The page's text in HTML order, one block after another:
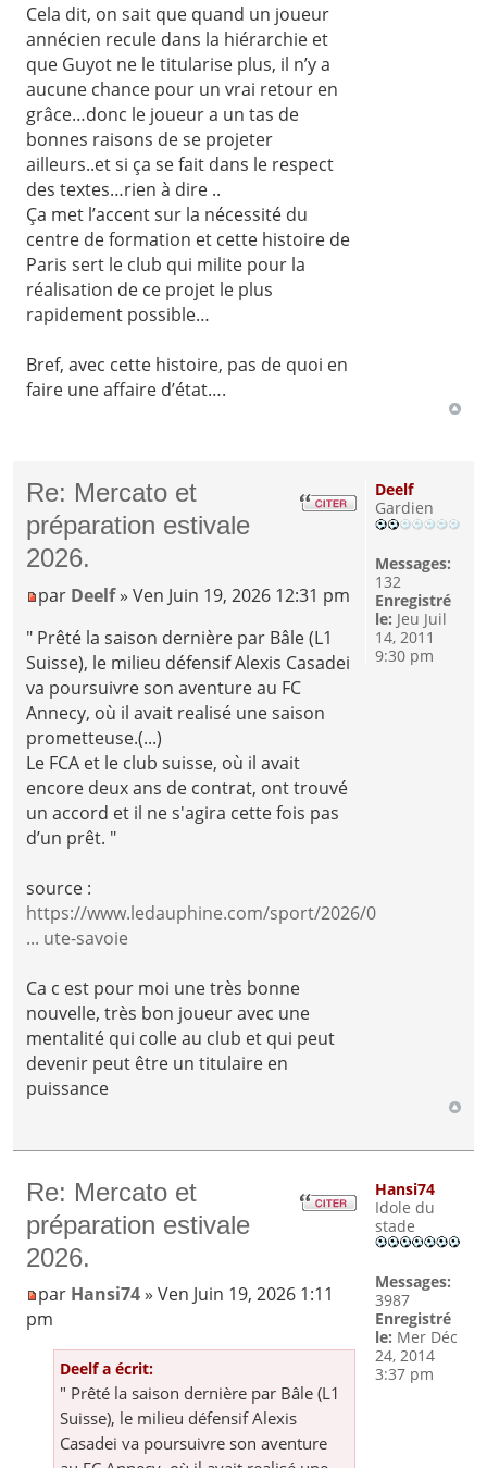
Cela dit, on sait que quand un joueur
annécien recule dans la hiérarchie et
que Guyot ne le titularise plus, il n’y a
aucune chance pour un vrai retour en
grâce…donc le joueur a un tas de
bonnes raisons de se projeter
ailleurs..et si ça se fait dans le respect
des textes…rien à dire ..
Ça met l’accent sur la nécessité du
centre de formation et cette histoire de
Paris sert le club qui milite pour la
réalisation de ce projet le plus
rapidement possible…
Bref, avec cette histoire, pas de quoi en
faire une affaire d’état….
Re: Mercato et
préparation estivale
2026.
par Deelf» Ven Juin 19, 2026 12:31 pm
" Prêté la saison dernière par Bâle (L1
Suisse), le milieu défensif Alexis Casadei
va poursuivre son aventure au FC
Annecy, où il avait realisé une saison
prometteuse.(...)
Le FCA et le club suisse, où il avait
encore deux ans de contrat, ont trouvé
un accord et il ne s'agira cette fois pas
d’un prêt. "
source :
https://www.ledauphine.com/sport/2026/0
... ute-savoie
Ca c est pour moi une très bonne
nouvelle, très bon joueur avec une
mentalité qui colle au club et qui peut
devenir peut être un titulaire en
puissance
Deelf
Gardien
Messages:
132
Enregistré
le: Jeu Juil
14, 2011
9:30 pm
Re: Mercato et
préparation estivale
2026.
par Hansi74» Ven Juin 19, 2026 1:11
pm
Deelf a écrit:
" Prêté la saison dernière par Bâle (L1
Suisse), le milieu défensif Alexis
Casadei va poursuivre son aventure
Hansi74
Idole du
stade
Messages:
3987
Enregistré
le: Mer Déc
24, 2014
3:37 pm